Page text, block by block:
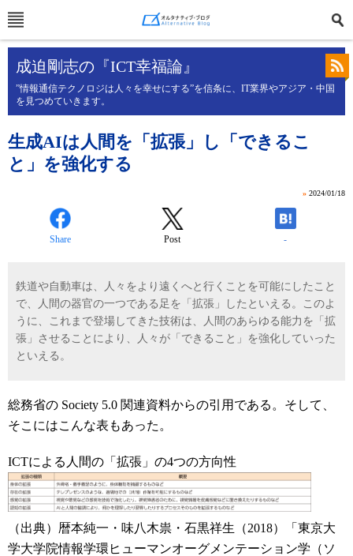
成迫剛志の『ICT幸福論』
”情報通信テクノロジは人々を幸せにする”を信条に、IT業界やアジア・中国
を見つめていきます。
生成AIは人間を「拡張」し「できるこ
と」を強化する
» 2024/01/18
Share Post -
鉄道や自動車は、人々をより遠くへと行くことを可能にしたこと
で、人間の器官の一つである足を「拡張」したといえる。このよ
うに、これまで登場してきた技術は、人間のあらゆる能力を「拡
張」させることにより、人々が「できること」を強化していった
といえる。
総務省の Society 5.0 関連資料からの引用である。そして、
そこにはこんな表もあった。
ICTによる人間の「拡張」の4つの方向性
（出典）暦本純一・味八木祟・石黒祥生（2018）「東京大
学大学院情報学環ヒューマンオーグメンテーション学（ソ